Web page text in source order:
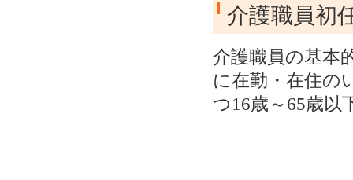
介護職員初
介護職員の基本
に在勤・在住の
つ16歳～65歳以